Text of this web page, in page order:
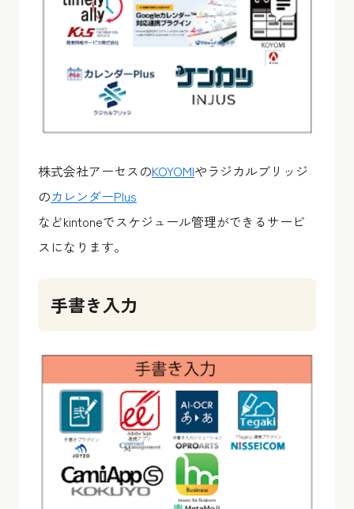
株式会社アーセスのKOYOMIやラジカルブリッジ
のカレンダーPlus
などkintoneでスケジュール管理ができるサービ
スになります。
手書き入力